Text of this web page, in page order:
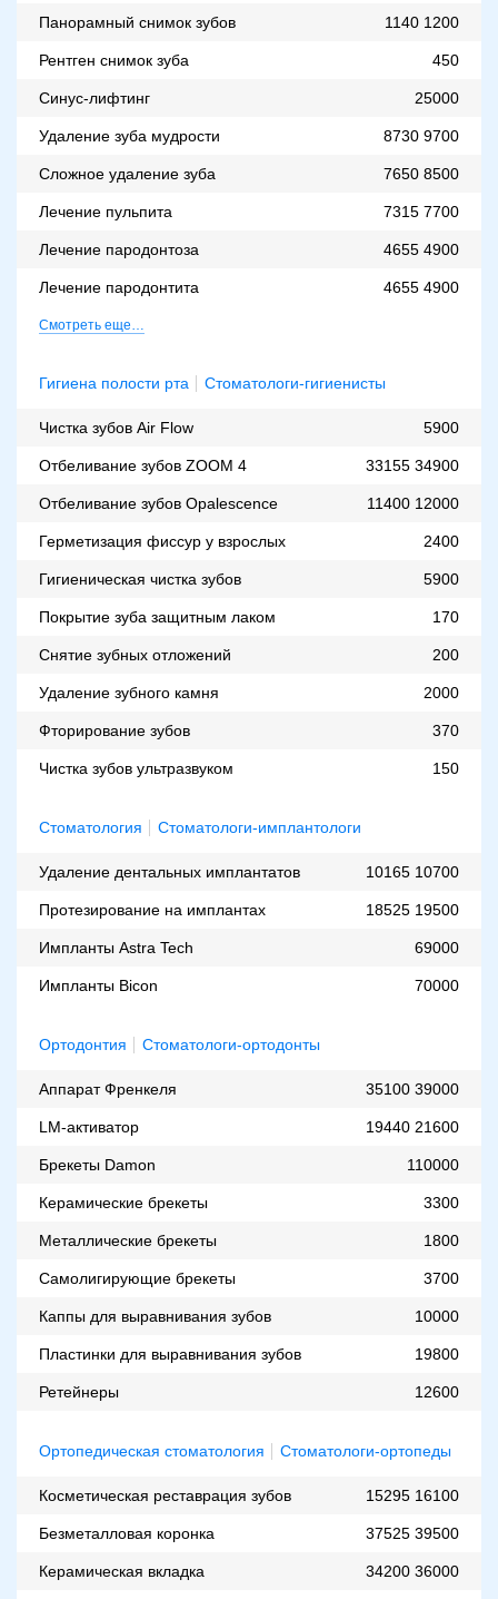
Панорамный снимок зубов 1140 1200
Рентген снимок зуба 450
Синус-лифтинг 25000
Удаление зуба мудрости 8730 9700
Сложное удаление зуба 7650 8500
Лечение пульпита 7315 7700
Лечение пародонтоза 4655 4900
Лечение пародонтита 4655 4900
Смотреть еще…
Гигиена полости рта Стоматологи-гигиенисты
Чистка зубов Air Flow 5900
Отбеливание зубов ZOOM 4 33155 34900
Отбеливание зубов Оpalescence 11400 12000
Герметизация фиссур у взрослых 2400
Гигиеническая чистка зубов 5900
Покрытие зуба защитным лаком 170
Снятие зубных отложений 200
Удаление зубного камня 2000
Фторирование зубов 370
Чистка зубов ультразвуком 150
Стоматология Стоматологи-имплантологи
Удаление дентальных имплантатов 10165 10700
Протезирование на имплантах 18525 19500
Импланты Astra Tech 69000
Импланты Bicon 70000
Ортодонтия Стоматологи-ортодонты
Аппарат Френкеля 35100 39000
LM-активатор 19440 21600
Брекеты Damon 110000
Керамические брекеты 3300
Металлические брекеты 1800
Самолигирующие брекеты 3700
Каппы для выравнивания зубов 10000
Пластинки для выравнивания зубов 19800
Ретейнеры 12600
Ортопедическая стоматология Стоматологи-ортопеды
Косметическая реставрация зубов 15295 16100
Безметалловая коронка 37525 39500
Керамическая вкладка 34200 36000